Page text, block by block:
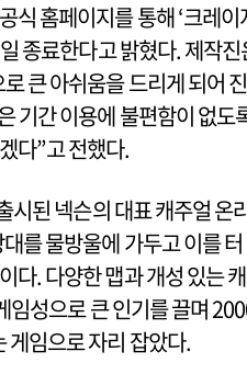
식 홈페이지를 통해 ‘크레이
종료한다고 밝혔다. 제작진
큰 아쉬움을 드리게 되어 진
기간 이용에 불편함이 없도
다”고 전했다.
시된 넥슨의 대표 캐주얼 온
를 물방울에 가두고 이를 터
다. 다양한 맵과 개성 있는 캐
임성으로 큰 인기를 끌며
게임으로 자리 잡았다.